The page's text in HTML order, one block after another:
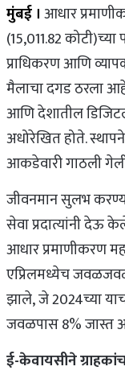
मुंबई ।आधार
(15,011.82
प्राधिकरण आणि
मैलाचा दगड ठरला
आणि देशातील
अधोरेखित होते.
आकडेवारी गाठली
जीवनमान सुलभ
सेवा प्रदात्यांनी देऊ
आधार प्रमाणीकरण
एप्रिलमध्येच
झाले, जे 2024च्या याच
जवळपास 8% जास्त
ई-केवायसीने